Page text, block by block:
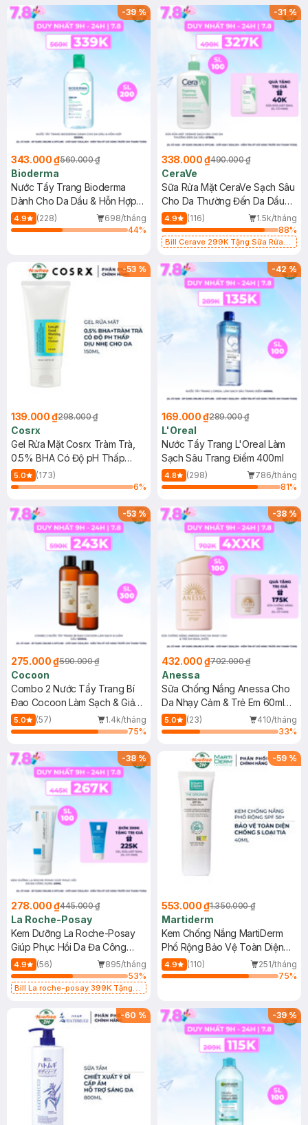
-39%
343.000 ₫560.000 ₫
Bioderma
Nước Tẩy Trang Bioderma
Dành Cho Da Dầu & Hỗn Hợp
500ml
4.9 (228)
698/tháng
44%
-31%
338.000 ₫490.000 ₫
CeraVe
Sữa Rửa Mặt CeraVe Sạch Sâu
Cho Da Thường Đến Da Dầu
473ml
4.9 (116)
1.5k/tháng
88%
Bill Cerave 299K Tặng Sữa Rửa
-53 %
139.000 ₫298.000 ₫
Cosrx
Gel Rửa Mặt Cosrx Tràm Trà,
0.5% BHA Có Độ pH Thấp
150ml
5.0
(173)
6%
-42%
169.000 ₫289.000 ₫
L'Oreal
Nước Tẩy Trang L'Oreal Làm
Sạch Sâu Trang Điểm 400ml
4.8 (298)
786/tháng
81%
-53%
275.000 ₫590.000 ₫
Cocoon
Combo 2 Nước Tẩy Trang Bí
Đao Cocoon Làm Sạch & Giảm
Dầu 500ml
5.0 (57)
1.4k/tháng
75%
-38%
432.000 ₫702.000 ₫
Anessa
Sữa Chống Nắng Anessa Cho
Da Nhạy Cảm & Trẻ Em 60ml
(Mới)
5.0 (23)
410/tháng
33%
-38%
278.000 ₫445.000 ₫
La Roche-Posay
Kem Dưỡng La Roche-Posay
Giúp Phục Hồi Da Đa Công
Dụng 40ml
4.9 (56)
895/tháng
53%
Bill La roche-posay 399K Tặng
(SL có hạn)
-59 %
553.000 ₫1.350.000 ₫
Martiderm
Kem Chống Nắng MartiDerm
Phổ Rộng Bảo Vệ Toàn Diện
40ml
4.9 (110)
251/tháng
75%
-60 % -39%